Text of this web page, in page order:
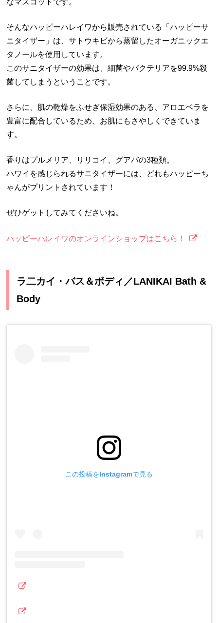
なマスコットです。
そんなハッピーハレイワから販売されている「ハッピーサ
ニタイザー」は、サトウキビから蒸留したオーガニックエ
タノールを使用しています。
このサニタイザーの効果は、細菌やバクテリアを99.9%殺
菌してしまうということです。
さらに、肌の乾燥をふせぎ保湿効果のある、アロエベラを
豊富に配合しているため、お肌にもさやしくできていま
す。
香りはプルメリア、リリコイ、グアバの3種類。
ハワイを感じられるサニタイザーには、どれもハッピーち
ゃんがプリントされています！
ぜひゲットしてみてくださいね。
ハッピーハレイワのオンラインショップはこちら！
ラ二カイ・バス＆ボディ／LANIKAI Bath &
Body
この投稿をInstagramで見る